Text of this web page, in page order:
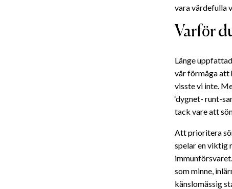
vara värdefulla
Varför
Länge
vår förmåga att
visste vi inte.
‘dygnet- runt-
tack vare att
Att prioritera
spelar en viktig
som minne,
känslomässig